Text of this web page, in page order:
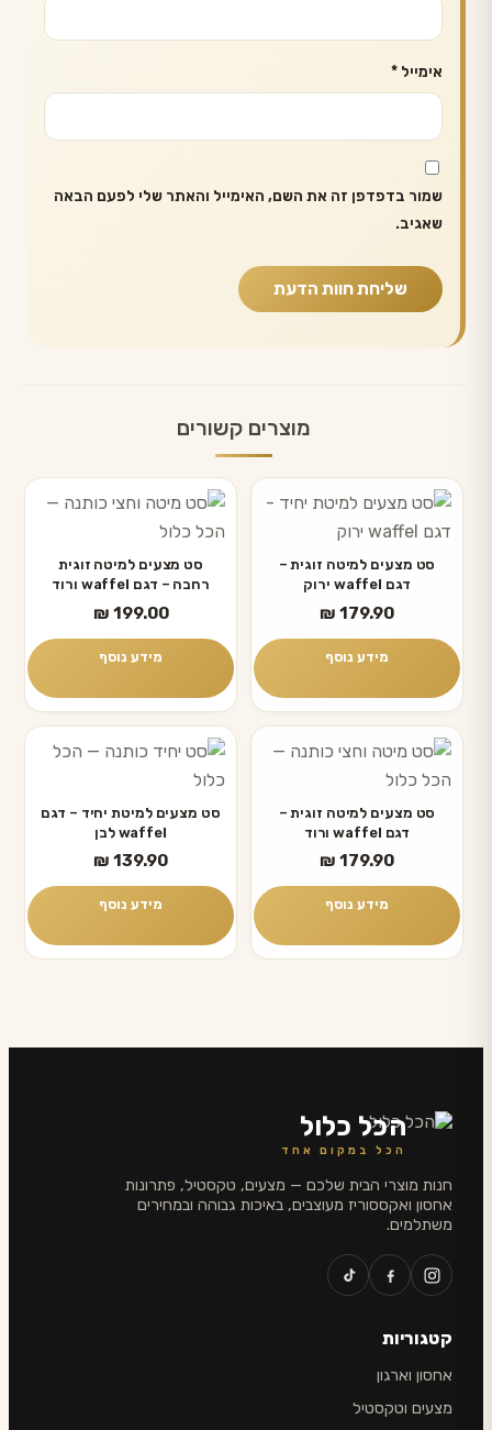
אימייל *
שמור בדפדפן זה את השם, האימייל והאתר שלי לפעם הבאה
שאגיב.
מוצרים קשורים
סט מצעים למיטה זוגית –
דגם waffel ירוק
₪ 179.90
מידע נוסף
סט מצעים למיטה זוגית
רחבה – דגם waffel ורוד
₪ 199.00
מידע נוסף
סט מצעים למיטה זוגית –
דגם waffel ורוד
₪ 179.90
מידע נוסף
סט מצעים למיטת יחיד – דגם
waffel לבן
₪ 139.90
מידע נוסף
הכל כלול
הכל במקום אחד
חנות מוצרי הבית שלכם — מצעים, טקסטיל, פתרונות
אחסון ואקססוריז מעוצבים, באיכות גבוהה ובמחירים
משתלמים.
קטגוריות
אחסון וארגון
מצעים וטקסטיל